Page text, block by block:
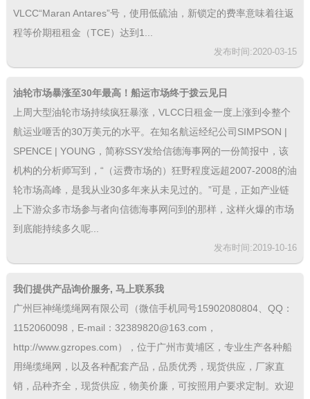
VLCC“Maran Antares”号，使用低硫油，新锁定的费率意味着往返
程等价期租租金（TCE）达到1...
发布时间:2020-03-15
油轮市场暴涨至30年最高！船运市场终于拨云见日
上周大型油轮市场持续疯狂暴涨，VLCC日租金一度上涨到令整个
航运业咂舌的30万美元的水平。在知名航运经纪公司SIMPSON |
SPENCE | YOUNG，简称SSY发给信德海事网的一份简报中，该
机构的分析师写到，“（运费市场的）狂野程度远超2007-2008的油
轮市场高峰，是我从业30多年来从未见过的。”可是，正如产业链
上下游众多市场参与者向信德海事网问到的那样，这样火爆的市场
到底能持续多久呢...
发布时间:2019-10-16
我们提供产品询价服务, 马上联系我
广州巨神绳缆绳网有限公司（微信手机同号15902080804、QQ：
1152060098，E-mail：32389820@163.com，
http://www.gzropes.com），位于广州市黄埔区，专业生产各种船
用绳缆绳网，以及各种配套产品，品质优秀，现货供应，厂家直
销，品种齐全，现货供应，物美价廉，可按照用户要求定制。欢迎